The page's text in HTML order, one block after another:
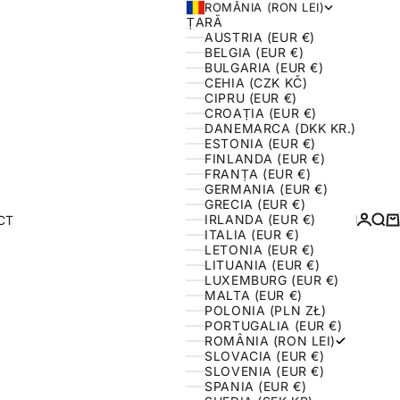
ROMÂNIA (RON LEI)
ȚARĂ
AUSTRIA (EUR €)
BELGIA (EUR €)
BULGARIA (EUR €)
CEHIA (CZK KČ)
CIPRU (EUR €)
CROAȚIA (EUR €)
DANEMARCA (DKK KR.)
ESTONIA (EUR €)
FINLANDA (EUR €)
FRANȚA (EUR €)
GERMANIA (EUR €)
GRECIA (EUR €)
IRLANDA (EUR €)
ITALIA (EUR €)
LETONIA (EUR €)
LITUANIA (EUR €)
LUXEMBURG (EUR €)
MALTA (EUR €)
POLONIA (PLN ZŁ)
PORTUGALIA (EUR €)
ROMÂNIA (RON LEI)
SLOVACIA (EUR €)
SLOVENIA (EUR €)
SPANIA (EUR €)